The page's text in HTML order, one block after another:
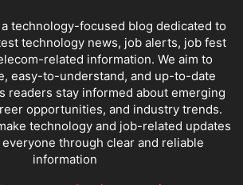
technology-focused blog dedicated to
technology news, job alerts, job fest
related information. We aim to
easy-to-understand, and up-to-date
readers stay informed about emerging
opportunities, and industry trends.
technology and job-related updates
through clear and reliable
information